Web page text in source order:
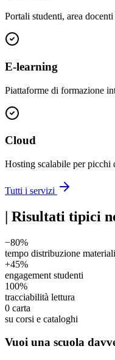
Portali studenti, area
E-learning
Piattaforme di formazione
Cloud
Hosting scalabile per
Tutti i servizi
| Risultati tipici
−80%
tempo distribuzione materiali
+45%
engagement studenti
100%
tracciabilità lettura
0 carta
su corsi e cataloghi
Vuoi una scuola